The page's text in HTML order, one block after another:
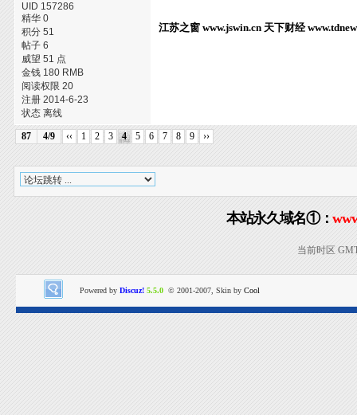
UID 157286
精华 0
积分 51
帖子 6
威望 51 点
金钱 180 RMB
阅读权限 20
注册 2014-6-23
状态 离线
江苏之窗 www.jswin.cn 天下财经
87 4/9 ‹‹ 1 2 3 4 5 6 7 8 9 ››
本站永久域名①：
当前时区
Powered by Discuz! 5.5.0 © 2001-2007, Skin by Cool